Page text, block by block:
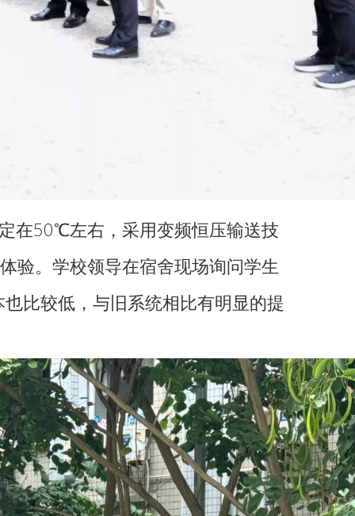
在50℃左右，采用变频恒压输送技
验。学校领导在宿舍现场询问学生
比较低，与旧系统相比有明显的提